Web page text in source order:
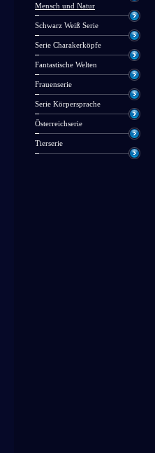
Mensch und Natur
Schwarz Weiß Serie
Serie Charakerköpfe
Fantastische Welten
Frauenserie
Serie Körpersprache
Österreichserie
Tierserie